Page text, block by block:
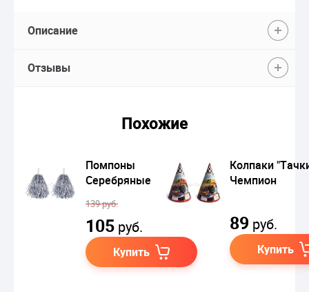
Описание
Отзывы
Похожие
Помпоны
Серебряные
139 руб.
105 руб.
Купить
Колпаки
Чемпион
89 руб.
Купить